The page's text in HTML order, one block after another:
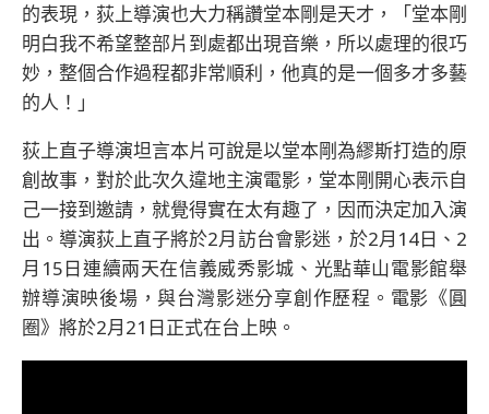
的表現，荻上導演也大力稱讚堂本剛是天才，「堂本剛
明白我不希望整部片到處都出現音樂，所以處理的很巧
妙，整個合作過程都非常順利，他真的是一個多才多藝
的人！」
荻上直子導演坦言本片可說是以堂本剛為繆斯打造的原
創故事，對於此次久違地主演電影，堂本剛開心表示自
己一接到邀請，就覺得實在太有趣了，因而決定加入演
出。導演荻上直子將於2月訪台會影迷，於2月14日、2
月15日連續兩天在信義威秀影城、光點華山電影館舉
辦導演映後場，與台灣影迷分享創作歷程。電影《圓
圈》將於2月21日正式在台上映。